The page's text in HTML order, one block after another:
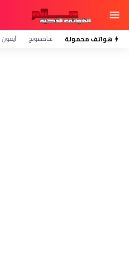
هواتف محمولة سامسونج آيفون